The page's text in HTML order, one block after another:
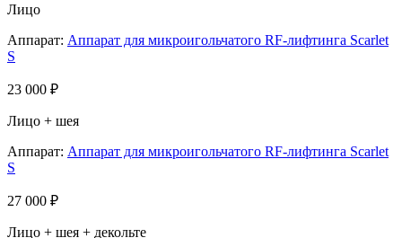
Лицо
Аппарат: Аппарат для микроигольчатого RF-лифтинга Scarlet
S
23 000 ₽
Лицо + шея
Аппарат: Аппарат для микроигольчатого RF-лифтинга Scarlet
S
27 000 ₽
Лицо + шея + декольте